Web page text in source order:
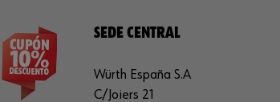
SEDE CENTRAL
Würth España S.A
C/Joiers 21